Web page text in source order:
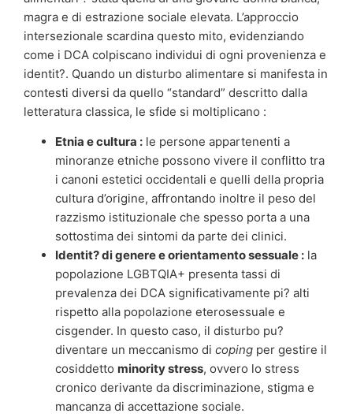
magra e di estrazione sociale elevata. L’approccio
intersezionale scardina questo mito, evidenziando
come i DCA colpiscano individui di ogni provenienza e
identit?. Quando un disturbo alimentare si manifesta in
contesti diversi da quello “standard” descritto dalla
letteratura classica, le sfide si moltiplicano :
Etnia e cultura : le persone appartenenti a
minoranze etniche possono vivere il conflitto tra
i canoni estetici occidentali e quelli della propria
cultura d’origine, affrontando inoltre il peso del
razzismo istituzionale che spesso porta a una
sottostima dei sintomi da parte dei clinici.
Identit? di genere e orientamento sessuale : la
popolazione LGBTQIA+ presenta tassi di
prevalenza dei DCA significativamente pi? alti
rispetto alla popolazione eterosessuale e
cisgender. In questo caso, il disturbo pu?
diventare un meccanismo di coping per gestire il
cosiddetto minority stress, ovvero lo stress
cronico derivante da discriminazione, stigma e
mancanza di accettazione sociale.